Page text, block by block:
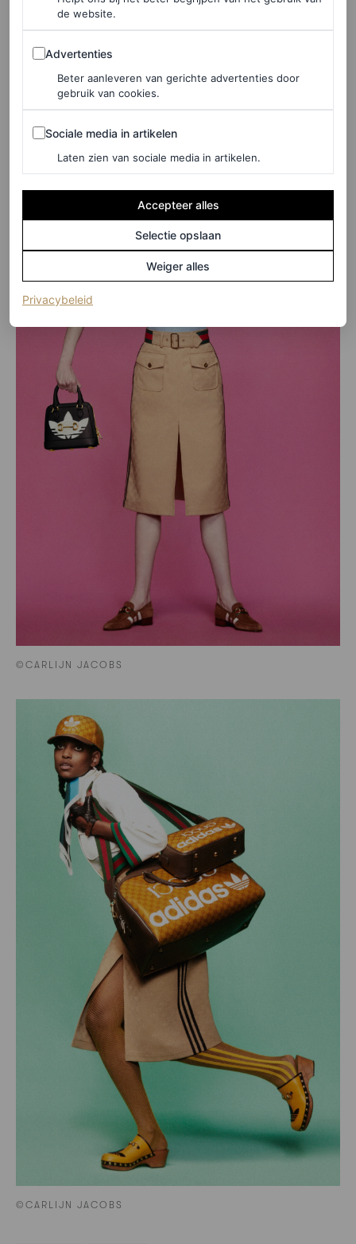
©CARLIJN JACOBS
©CARLIJN JACOBS
©CARLIJN JACOBS
de website.
Advertenties
Advertenties
Beter aanleveren van gerichte advertenties door
gebruik van cookies.
Sociale media in artikelen
Sociale media in artikelen
Laten zien van sociale media in artikelen.
Accepteer alles
Selectie opslaan
Weiger alles
Privacybeleid